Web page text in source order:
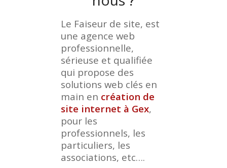
Le Faiseur de site, est
une agence web
professionnelle,
sérieuse et qualifiée
qui propose des
solutions web clés en
main en création de
site internet à Gex,
pour les
professionnels, les
particuliers, les
associations, etc….